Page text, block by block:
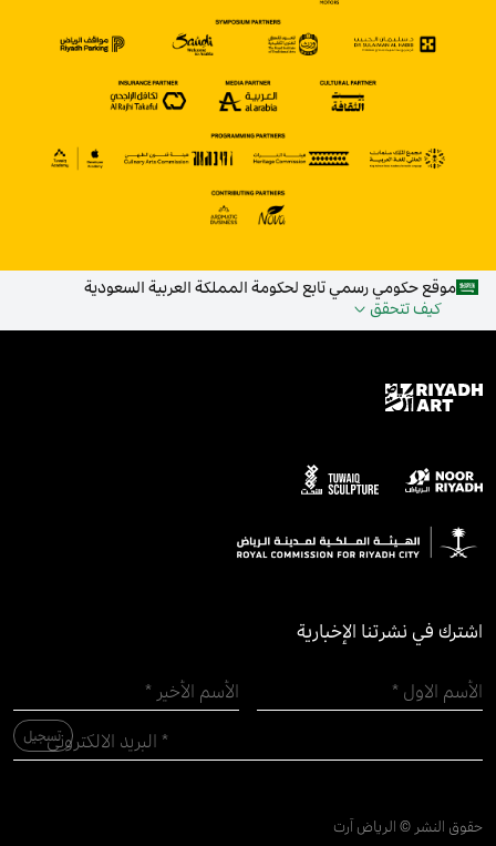
موقع حكومي رسمي تابع لحكومة المملكة العربية السعودية
كيف تتحقق
اشترك في نشرتنا الإخبارية
حقوق النشر © الرياض آرت